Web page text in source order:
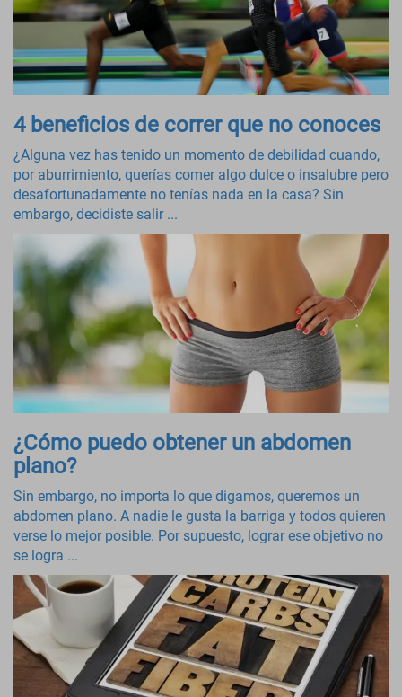
4 beneficios de correr que no conoces
¿Alguna vez has tenido un momento de debilidad cuando,
por aburrimiento, querías comer algo dulce o insalubre pero
desafortunadamente no tenías nada en la casa? Sin
embargo, decidiste salir ...
¿Cómo puedo obtener un abdomen
plano?
Sin embargo, no importa lo que digamos, queremos un
abdomen plano. A nadie le gusta la barriga y todos quieren
verse lo mejor posible. Por supuesto, lograr ese objetivo no
se logra ...